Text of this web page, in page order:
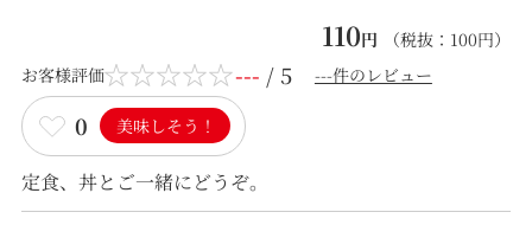
110円 （税抜： 100円）
お客様評価
--- / 5 ---件のレビュー
0 美味しそう！
定食、丼とご一緒にどうぞ。